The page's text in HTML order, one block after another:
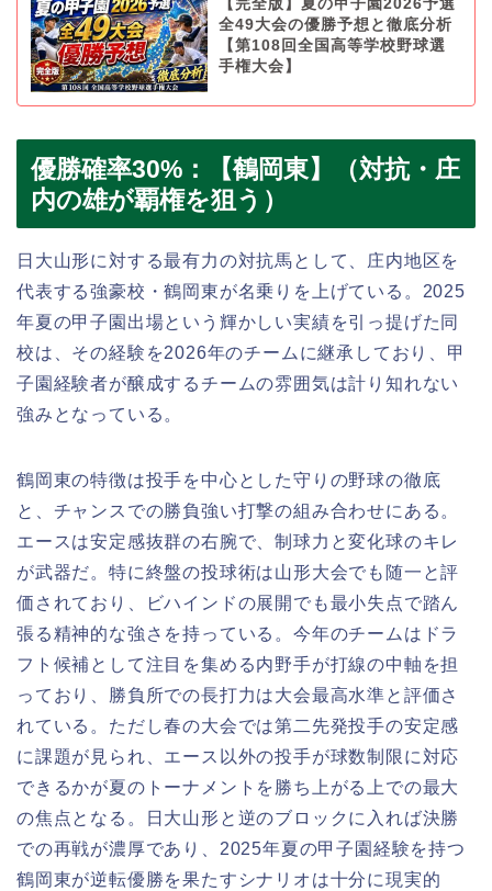
【完全版】夏の甲子園2026予選
全49大会の優勝予想と徹底分析
【第108回全国高等学校野球選
手権大会】
優勝確率30%：【鶴岡東】（対抗・庄
内の雄が覇権を狙う）
日大山形に対する最有力の対抗馬として、庄内地区を
代表する強豪校・鶴岡東が名乗りを上げている。2025
年夏の甲子園出場という輝かしい実績を引っ提げた同
校は、その経験を2026年のチームに継承しており、甲
子園経験者が醸成するチームの雰囲気は計り知れない
強みとなっている。
鶴岡東の特徴は投手を中心とした守りの野球の徹底
と、チャンスでの勝負強い打撃の組み合わせにある。
エースは安定感抜群の右腕で、制球力と変化球のキレ
が武器だ。特に終盤の投球術は山形大会でも随一と評
価されており、ビハインドの展開でも最小失点で踏ん
張る精神的な強さを持っている。今年のチームはドラ
フト候補として注目を集める内野手が打線の中軸を担
っており、勝負所での長打力は大会最高水準と評価さ
れている。ただし春の大会では第二先発投手の安定感
に課題が見られ、エース以外の投手が球数制限に対応
できるかが夏のトーナメントを勝ち上がる上での最大
の焦点となる。日大山形と逆のブロックに入れば決勝
での再戦が濃厚であり、2025年夏の甲子園経験を持つ
鶴岡東が逆転優勝を果たすシナリオは十分に現実的